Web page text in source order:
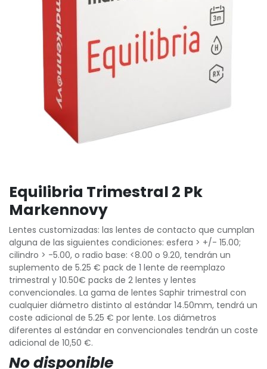
Equilibria Trimestral 2 Pk
Markennovy
Lentes customizadas: las lentes de contacto que cumplan
alguna de las siguientes condiciones: esfera > +/- 15.00;
cilindro > -5.00, o radio base: <8.00 o 9.20, tendrán un
suplemento de 5.25 € pack de 1 lente de reemplazo
trimestral y 10.50€ packs de 2 lentes y lentes
convencionales. La gama de lentes Saphir trimestral con
cualquier diámetro distinto al estándar 14.50mm, tendrá un
coste adicional de 5.25 € por lente. Los diámetros
diferentes al estándar en convencionales tendrán un coste
adicional de 10,50 €.
No disponible